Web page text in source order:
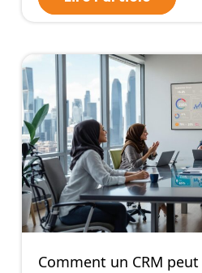
Comment un CRM